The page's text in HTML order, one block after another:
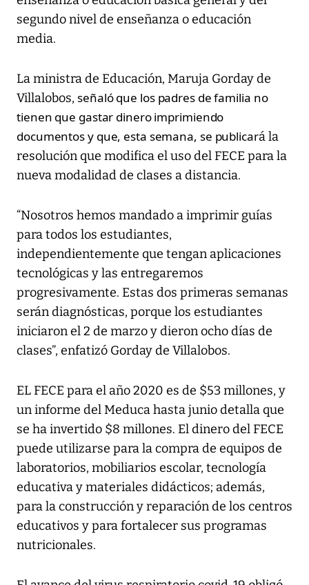
segundo nivel de enseñanza o educación
media.
La ministra de Educación, Maruja Gorday de
Villalobos, señaló que los padres de familia no
tienen que gastar dinero imprimiendo
documentos y que, esta semana, se publicará la
resolución que modifica el uso del FECE para la
nueva modalidad de clases a distancia.
“Nosotros hemos mandado a imprimir guías
para todos los estudiantes,
independientemente que tengan aplicaciones
tecnológicas y las entregaremos
progresivamente. Estas dos primeras semanas
serán diagnósticas, porque los estudiantes
iniciaron el 2 de marzo y dieron ocho días de
clases”, enfatizó Gorday de Villalobos.
EL FECE para el año 2020 es de $53 millones, y
un informe del Meduca hasta junio detalla que
se ha invertido $8 millones. El dinero del FECE
puede utilizarse para la compra de equipos de
laboratorios, mobiliarios escolar, tecnología
educativa y materiales didácticos; además,
para la construcción y reparación de los centros
educativos y para fortalecer sus programas
nutricionales.